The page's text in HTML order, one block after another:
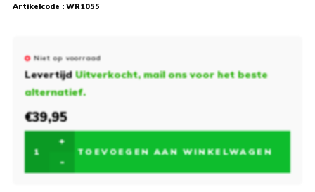
Artikelcode : WR1055
Niet op voorraad
LevertijdUitverkocht, mail ons voor het beste
alternatief.
€39,95
+
-
TOEVOEGEN AAN WINKELWAGEN